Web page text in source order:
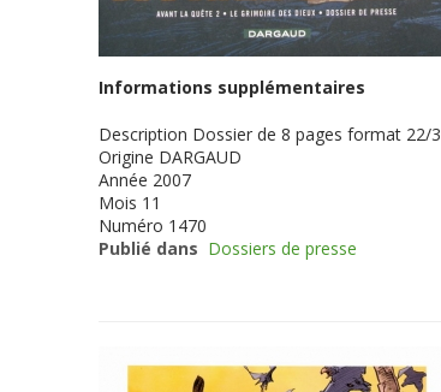
Informations supplémentaires
Description Dossier de 8 pages format 22/
Origine DARGAUD
Année 2007
Mois 11
Numéro 1470
Publié dans Dossiers de presse